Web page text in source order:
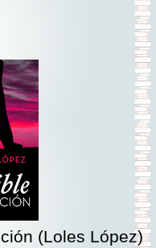
(Loles López)